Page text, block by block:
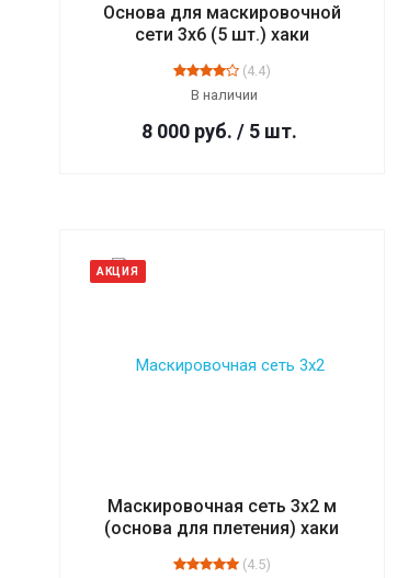
Основа для маскировочной
сети 3х6 (5 шт.) хаки
(4.4)
В наличии
8 000 руб. / 5 шт.
АКЦИЯ
Маскировочная сеть 3х2 м
(основа для плетения) хаки
(4.5)